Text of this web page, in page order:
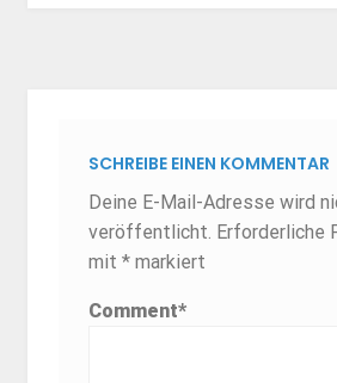
SCHREIBE EINEN KOMMENTAR
Deine E-Mail-Adresse wird
veröffentlicht. Erforderliche
mit* markiert
Comment*